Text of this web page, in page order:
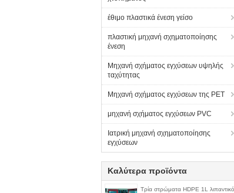
έθιμο πλαστικά ένεση γείσο
πλαστική μηχανή σχηματοποίησης
ένεση
Μηχανή σχήματος εγχύσεων υψηλής
ταχύτητας
Μηχανή σχήματος εγχύσεων της PET
μηχανή σχήματος εγχύσεων PVC
Ιατρική μηχανή σχηματοποίησης
εγχύσεων
Καλύτερα προϊόντα
Τρία στρώματα HDPE 1L λιπαντικό